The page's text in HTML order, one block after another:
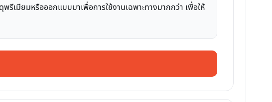
เมียมหรือออกแบบมาเพื่อการใช้งานเฉพาะทางมากกว่า เพื่อให้